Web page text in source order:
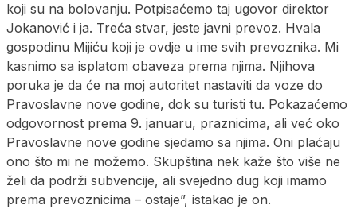
koji su na bolovanju. Potpisaćemo taj ugovor direktor
Jokanović i ja. Treća stvar, jeste javni prevoz. Hvala
gospodinu Mijiću koji je ovdje u ime svih prevoznika. Mi
kasnimo sa isplatom obaveza prema njima. Njihova
poruka je da će na moj autoritet nastaviti da voze do
Pravoslavne nove godine, dok su turisti tu. Pokazaćemo
odgovornost prema 9. januaru, praznicima, ali već oko
Pravoslavne nove godine sjedamo sa njima. Oni plaćaju
ono što mi ne možemo. Skupština nek kaže što više ne
želi da podrži subvencije, ali svejedno dug koji imamo
prema prevoznicima – ostaje”, istakao je on.